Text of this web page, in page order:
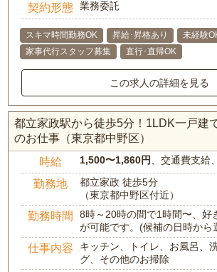
契約形態 業務委託
スキマ時間勤務OK 昇給･昇格あり 未経験
家事代行スタッフ募集
直行･直帰OK
この求人の詳細を見る
都立家政駅から徒歩5分！1LDK一戸建
のお仕事（東京都中野区）
時給 1,500〜1,860円 、交通費支給
勤務地
都立家政 徒歩5分
（東京都中野区付近）
勤務時間
8時～20時の間で1時間〜、好
が可能です。(候補の日時から
仕事内容
キッチン、トイレ、お風呂、
グ、その他のお掃除